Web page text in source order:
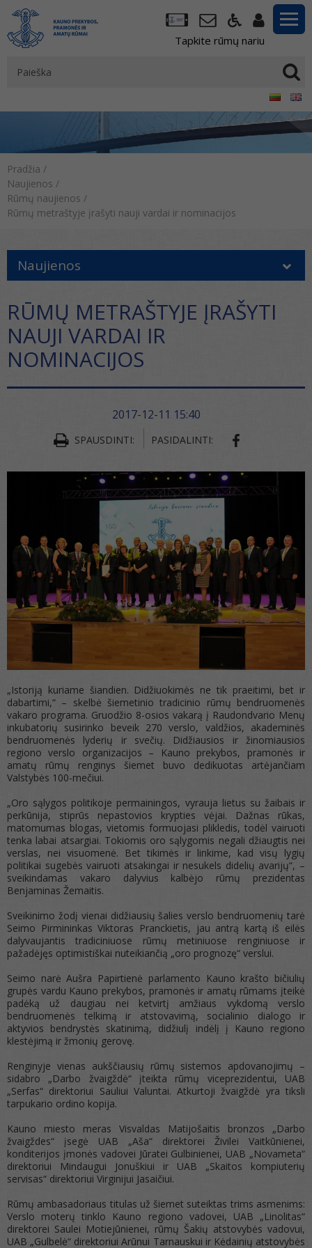
Tapkite rūmų nariu
Pradžia /
Naujienos /
Rūmų naujienos /
Rūmų metraštyje įrašyti nauji vardai ir nominacijos
Naujienos
RŪMŲ METRAŠTYJE ĮRAŠYTI
NAUJI VARDAI IR
NOMINACIJOS
2017-12-11 15:40
SPAUSDINTI: PASIDALINTI:
„Istoriją kuriame šiandien. Didžiuokimės ne tik praeitimi, bet ir
dabartimi,“ – skelbė šiemetinio tradicinio rūmų bendruomenės
vakaro programa. Gruodžio 8-osios vakarą į Raudondvario Menų
inkubatorių susirinko beveik 270 verslo, valdžios, akademinės
bendruomenės lyderių ir svečių. Didžiausios ir žinomiausios
regiono verslo organizacijos – Kauno prekybos, pramonės ir
amatų rūmų renginys šiemet buvo dedikuotas artėjančiam
Valstybės 100-mečiui.
„Oro sąlygos politikoje permainingos, vyrauja lietus su žaibais ir
perkūnija, stiprūs nepastovios krypties vėjai. Dažnas rūkas,
matomumas blogas, vietomis formuojasi plikledis, todėl vairuoti
tenka labai atsargiai. Tokiomis oro sąlygomis negali džiaugtis nei
verslas, nei visuomenė. Bet tikimės ir linkime, kad visų lygių
politikai sugebės vairuoti atsakingai ir nesukels didelių avarijų“, –
sveikindamas vakaro dalyvius kalbėjo rūmų prezidentas
Benjaminas Žemaitis.
Sveikinimo žodį vienai didžiausių šalies verslo bendruomenių tarė
Seimo Pirmininkas Viktoras Pranckietis, jau antrą kartą iš eilės
dalyvaujantis tradiciniuose rūmų metiniuose renginiuose ir
pažadėjęs optimistiškai nuteikiančią „oro prognozę“ verslui.
Seimo narė Aušra Papirtienė parlamento Kauno krašto bičiulių
grupės vardu Kauno prekybos, pramonės ir amatų rūmams įteikė
padėką už daugiau nei ketvirtį amžiaus vykdomą verslo
bendruomenės telkimą ir atstovavimą, socialinio dialogo ir
aktyvios bendrystės skatinimą, didžiulį indėlį į Kauno regiono
klestėjimą ir žmonių gerovę.
Renginyje vienas aukščiausių rūmų sistemos apdovanojimų –
sidabro „Darbo žvaigždė“ įteikta rūmų viceprezidentui, UAB
„Serfas“ direktoriui Sauliui Valuntai. Atkurtoji žvaigždė yra tiksli
tarpukario ordino kopija.
Kauno miesto meras Visvaldas Matijošaitis bronzos „Darbo
žvaigždes“ įsegė UAB „Aša“ direktorei Živilei Vaitkūnienei,
konditerijos įmonės vadovei Jūratei Gulbinienei, UAB „Novameta“
direktoriui Mindaugui Jonuškiui ir UAB „Skaitos kompiuterių
servisas“ direktoriui Virginijui Jasaičiui.
Rūmų ambasadoriaus titulas už šiemet suteiktas trims asmenims:
Verslo moterų tinklo Kauno regiono vadovei, UAB „Linolitas“
direktorei Saulei Motiejūnienei, rūmų Šakių atstovybės vadovui,
UAB „Gulbelė“ direktoriui Arūnui Tarnauskui ir Kėdainių atstovybės